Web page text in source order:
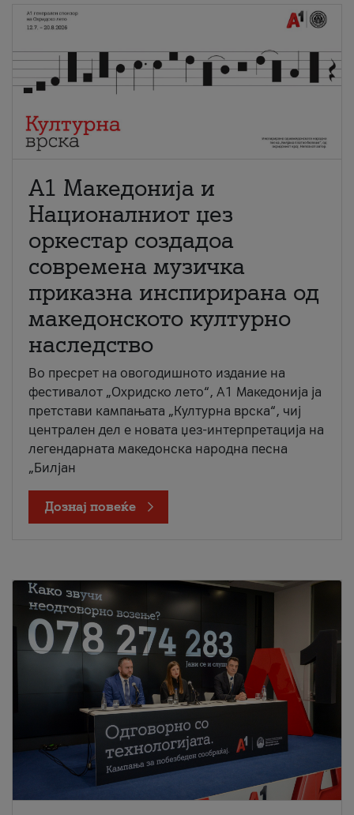
А1 Македонија и
Националниот џез
оркестар создадоа
современа музичка
приказна инспирирана од
македонското културно
наследство
Во пресрет на овогодишното издание на
фестивалот „Охридско лето“, А1 Македонија ја
претстави кампањата „Културна врска“, чиј
централен дел е новата џез-интерпретација на
легендарната македонска народна песна
„Билјан
Дознај повеќе